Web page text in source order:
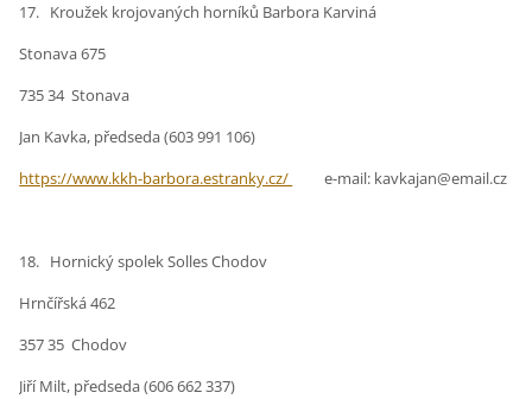
17. Kroužek krojovaných horníků Barbora Karviná
Stonava 675
735 34 Stonava
Jan Kavka, předseda (603 991 106)
https://www.kkh-barbora.estranky.cz/
e-mail: kavkajan@email.cz
18. Hornický spolek Solles Chodov
Hrnčířská 462
357 35 Chodov
Jiří Milt, předseda (606 662 337)